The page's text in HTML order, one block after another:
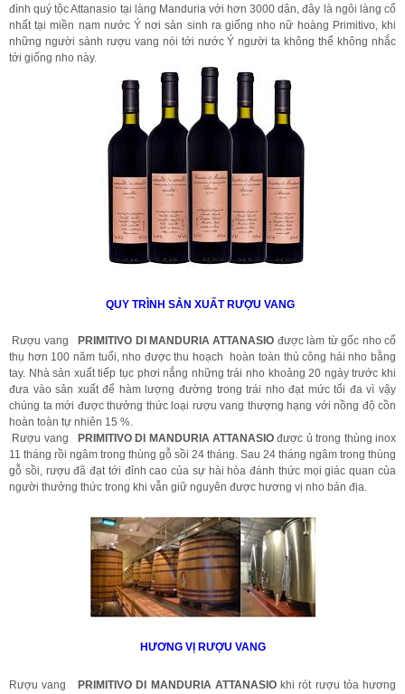
đình quý tộc Attanasio tại làng Manduria với hơn 3000 dân, đây là ngôi làng cổ
nhất tại miền nam nước Ý nơi sản sinh ra giống nho nữ hoàng Primitivo, khi
những người sành rượu vang nói tới nước Ý người ta không thể không nhắc
tới giống nho này.
QUY TRÌNH SẢN XUẤT RƯỢU VANG
Rượu vang PRIMITIVO DI MANDURIA ATTANASIO được làm từ gốc nho cổ
thụ hơn 100 năm tuổi, nho được thu hoạch hoàn toàn thủ công hái nho bằng
tay. Nhà sản xuất tiếp tục phơi nắng những trái nho khoảng 20 ngày trước khi
đưa vào sản xuất để hàm lượng đường trong trái nho đạt mức tối đa vì vậy
chúng ta mới được thưởng thức loại rượu vang thượng hạng với nồng độ cồn
hoàn toàn tự nhiên 15 %.
Rượu vang
PRIMITIVO DI MANDURIA ATTANASIO được ủ trong thùng inox
11 tháng rồi ngâm trong thùng gỗ sồi 24 tháng. Sau 24 tháng ngâm trong thùng
gỗ sồi, rượu đã đạt tới đỉnh cao của sự hài hòa đánh thức mọi giác quan của
người thưởng thức trong khi vẫn giữ nguyên được hương vị nho bản địa.
HƯƠNG VỊ RƯỢU VANG
Rượu vang PRIMITIVO DI MANDURIA ATTANASIOkhi rót rượu tỏa hương